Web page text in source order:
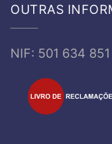
OUTRAS
NIF: 501 634 851